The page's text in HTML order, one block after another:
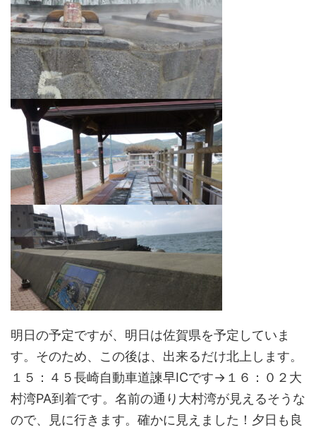
明日の予定ですが、明日は佐賀県を予定していま
す。そのため、この後は、出来るだけ北上します。
１５：４５長崎自動車道諫早ICです→１６：０２大
村湾PA到着です。名前の通り大村湾が見えるそうな
ので、見に行きます。確かに見えました！夕日も良